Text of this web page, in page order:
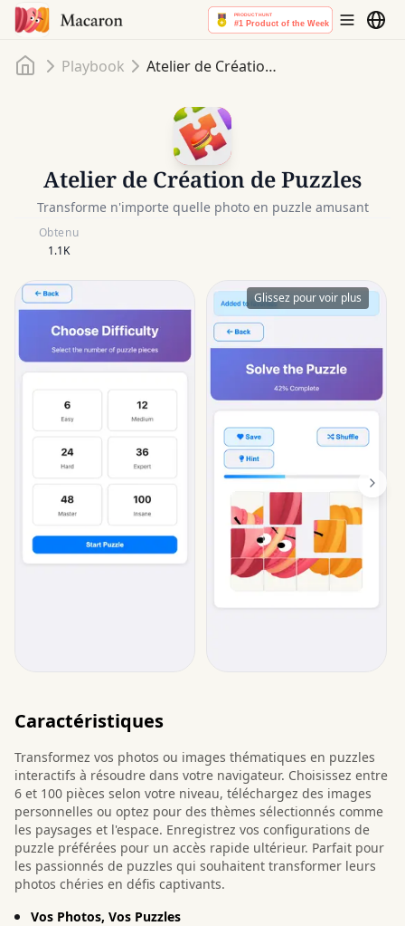
Accueil
Playbook Atelier de Création de Puzzles
Atelier de Création de Puzzles
Transforme n'importe quelle photo en puzzle amusant
Obtenu
1.1K
Glissez pour voir plus
Caractéristiques
Transformez vos photos ou images thématiques en puzzles
interactifs à résoudre dans votre navigateur. Choisissez entre
6 et 100 pièces selon votre niveau, téléchargez des images
personnelles ou optez pour des thèmes sélectionnés comme
les paysages et l'espace. Enregistrez vos configurations de
puzzle préférées pour un accès rapide ultérieur. Parfait pour
les passionnés de puzzles qui souhaitent transformer leurs
photos chéries en défis captivants.
Vos Photos, Vos Puzzles